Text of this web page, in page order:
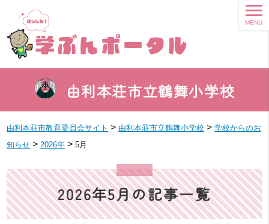
由利本荘市立鶴舞小学校
MENU
由利本荘市教育委員会サイト > 由利本荘市立鶴舞小学校 >学校からのお
知らせ > 2026年 >5月
2026年5月の記事一覧